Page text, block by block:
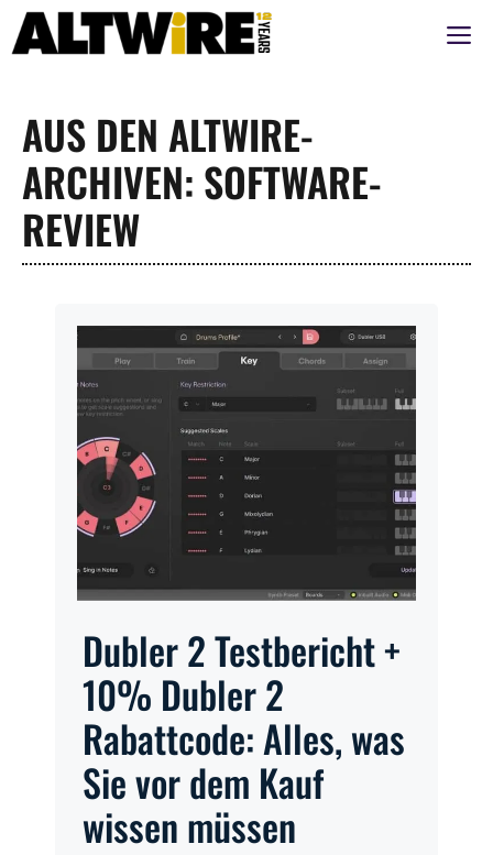
Zum
Inhalt
AUS DEN ALTWIRE-
ARCHIVEN: SOFTWARE-
REVIEW
Dubler 2 Testbericht +
10% Dubler 2
Rabattcode: Alles, was
Sie vor dem Kauf
wissen müssen